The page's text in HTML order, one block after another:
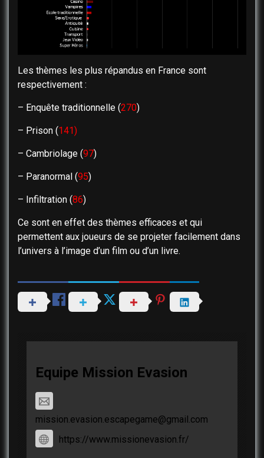
Les thèmes les plus répandus en France sont
respectivement :
– Enquête traditionnelle (270)
– Prison (141)
– Cambriolage (97)
– Paranormal (95)
– Infiltration (86)
Ce sont en effet des thèmes efficaces et qui
permettent aux joueurs de se projeter facilement dans
l’univers à l’image d’un film ou d’un livre.
Equipe Mission Evasion
mission.evasion.escapegame@gmail.com
https://www.missionevasion.fr/